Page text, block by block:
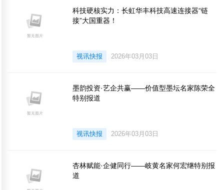
科技硬核实力：长虹华丰科技高速连接器“链
接”大国重器！
视讯快报 2026年03月03日
墨韵投资·艺企共赢——价值型墨坛名家陈荣全
特别报道
视讯快报 2026年03月03日
杏林赋能·企健同行——岐黄名家何宏继特别报
道